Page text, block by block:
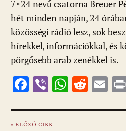
7×24 nevű csatorna Breuer
hét minden napján, 24
közösségi rádió lesz, sok
hírekkel, információkkal, és
pörgősebb arab zenékkel is.
F
e
Vi
er
W
at
R
d
E
ai
« ELŐZŐ CIKK